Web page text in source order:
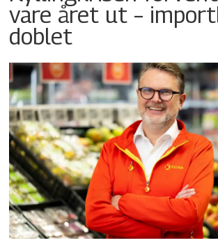
vare året ut –
doblet